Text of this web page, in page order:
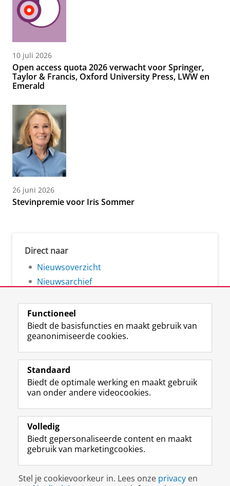
10 juli 2026
Open access quota 2026 verwacht voor Springer,
Taylor & Francis, Oxford University Press, LWW en
Emerald
26 juni 2026
Stevinpremie voor Iris Sommer
Direct naar
Nieuwsoverzicht
Nieuwsarchief
Volg de RUG
F
a
e
b
o
p
a
i
n
L
i
k
e
I
-
p
g
i
R
S
-
f
e
R
k
s
I
n
t
r
m
c
c
Y
o
T
e
k
a
a
Studiekiezers
Alumni
Over ons
Disclaimer & Copyright
Functioneel
Biedt de basisfuncties en maakt gebruik van
geanonimiseerde cookies.
Standaard
Biedt de optimale werking en maakt gebruik
van onder andere videocookies.
Volledig
Biedt gepersonaliseerde content en maakt
gebruik van marketingcookies.
Stel je cookievoorkeur in. Lees onze privacy en